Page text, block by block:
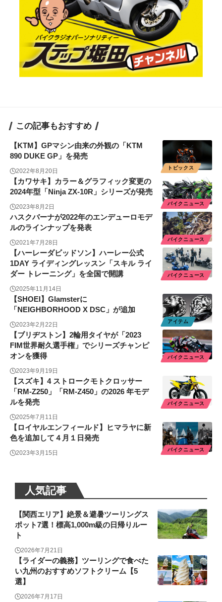
この記事もおすすめ
トピックス
【KTM】GPマシン由来の外観の「KTM
890 DUKE GP」を発売
2022年8月20日
バイクニュース
【カワサキ】カラー＆グラフィック変更の
2024年型「Ninja ZX-10R」シリーズが発売
2023年8月2日
バイクニュース
ハスクバーナが2022年のエンデューロモデ
ルのラインナップを発表
2021年7月28日
バイクニュース
【ハーレーダビッドソン】ハーレー公式
1DAY ライディングレッスン「スキル ライ
ダー トレーニング」を全国で開講
2025年11月14日
アイテム
【SHOEI】Glamsterに
「NEIGHBORHOOD X DSC」が追加
2023年2月22日
バイクニュース
【ブリヂストン】2輪用タイヤが「2023
FIM世界耐久選手権」でシリーズチャンピ
オンを獲得
2023年9月19日
バイクニュース
【スズキ】4 ストロークモトクロッサー
「RM-Z250」「RM-Z450」の2026 年モデ
ルを発売
2025年7月11日
バイクニュース
【ロイヤルエンフィールド】ヒマラヤに新
色を追加して４月１日発売
2023年3月15日
人気記事
【関西エリア】絶景＆避暑ツーリングス
ポット7選！標高1,000m級の日帰りルー
ト
2026年7月21日
【ライダーの義務】ツーリングで食べた
い九州のおすすめソフトクリーム【5
選】
2026年7月17日